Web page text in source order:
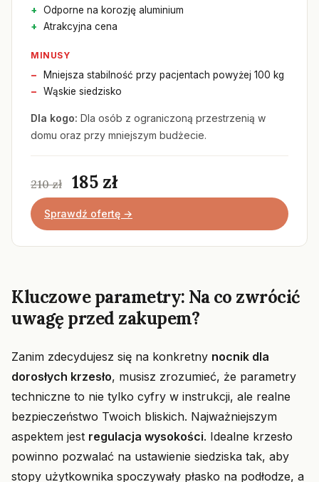
Odporne na korozję aluminium
Atrakcyjna cena
MINUSY
Mniejsza stabilność przy pacjentach powyżej 100 kg
Wąskie siedzisko
Dla kogo: Dla osób z ograniczoną przestrzenią w
domu oraz przy mniejszym budżecie.
210 zł 185 zł
Sprawdź ofertę →
Kluczowe parametry: Na co zwrócić
uwagę przed zakupem?
Zanim zdecydujesz się na konkretny nocnik dla
dorosłych krzesło, musisz zrozumieć, że parametry
techniczne to nie tylko cyfry w instrukcji, ale realne
bezpieczeństwo Twoich bliskich. Najważniejszym
aspektem jest regulacja wysokości. Idealne krzesło
powinno pozwalać na ustawienie siedziska tak, aby
stopy użytkownika spoczywały płasko na podłodze, a